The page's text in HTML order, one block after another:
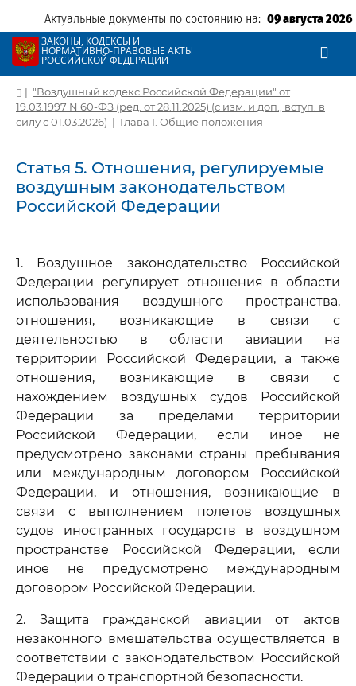
Актуальные документы по состоянию на: 09 августа 2026
ЗАКОНЫ, КОДЕКСЫ И
НОРМАТИВНО-ПРАВОВЫЕ АКТЫ
РОССИЙСКОЙ ФЕДЕРАЦИИ
| "Воздушный кодекс Российской Федерации" от
19.03.1997 N 60-ФЗ (ред. от 28.11.2025) (с изм. и доп., вступ. в
силу с 01.03.2026) | Глава I. Общие положения
Статья 5. Отношения, регулируемые
воздушным законодательством
Российской Федерации
1. Воздушное законодательство Российской
Федерации регулирует отношения в области
использования воздушного пространства,
отношения, возникающие в связи с
деятельностью в области авиации на
территории Российской Федерации, а также
отношения, возникающие в связи с
нахождением воздушных судов Российской
Федерации за пределами территории
Российской Федерации, если иное не
предусмотрено законами страны пребывания
или международным договором Российской
Федерации, и отношения, возникающие в
связи с выполнением полетов воздушных
судов иностранных государств в воздушном
пространстве Российской Федерации, если
иное не предусмотрено международным
договором Российской Федерации.
2. Защита гражданской авиации от актов
незаконного вмешательства осуществляется в
соответствии с законодательством Российской
Федерации о транспортной безопасности.